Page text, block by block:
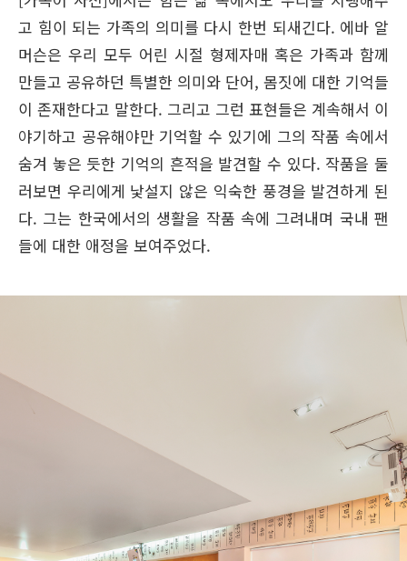
고 힘이 되는 가족의 의미를 다시 한번 되새긴다. 에바 알
머슨은 우리 모두 어린 시절 형제자매 혹은 가족과 함께
만들고 공유하던 특별한 의미와 단어, 몸짓에 대한 기억들
이 존재한다고 말한다. 그리고 그런 표현들은 계속해서 이
야기하고 공유해야만 기억할 수 있기에 그의 작품 속에서
숨겨 놓은 듯한 기억의 흔적을 발견할 수 있다. 작품을 둘
러보면 우리에게 낯설지 않은 익숙한 풍경을 발견하게 된
다. 그는 한국에서의 생활을 작품 속에 그려내며 국내 팬
들에 대한 애정을 보여주었다.